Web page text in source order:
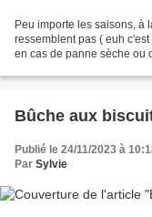
Peu importe les saisons, à
ressemblent pas ( euh
en cas de panne sèche ou
Bûche aux
Publié le 24/11/2023 à
Par Sylvie